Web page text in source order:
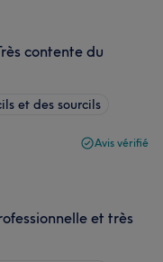
contente du
et des sourcils
Avis vérifié
et très